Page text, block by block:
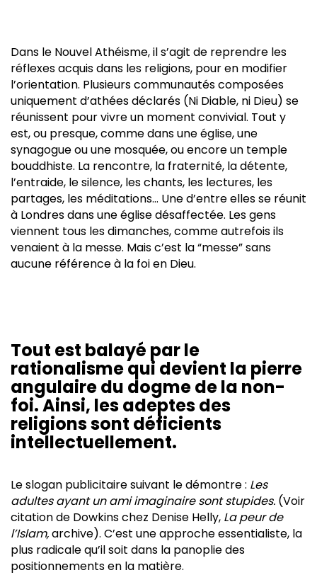
Dans le Nouvel Athéisme, il s’agit de reprendre les
réflexes acquis dans les religions, pour en modifier
l’orientation. Plusieurs communautés composées
uniquement d’athées déclarés (Ni Diable, ni Dieu) se
réunissent pour vivre un moment convivial. Tout y
est, ou presque, comme dans une église, une
synagogue ou une mosquée, ou encore un temple
bouddhiste. La rencontre, la fraternité, la détente,
l’entraide, le silence, les chants, les lectures, les
partages, les méditations… Une d’entre elles se réunit
à Londres dans une église désaffectée. Les gens
viennent tous les dimanches, comme autrefois ils
venaient à la messe. Mais c’est la “messe” sans
aucune référence à la foi en Dieu.
Tout est balayé par le
rationalisme qui devient la pierre
angulaire du dogme de la non-
foi. Ainsi, les adeptes des
religions sont déficients
intellectuellement.
Le slogan publicitaire suivant le démontre : Les
adultes ayant un ami imaginaire sont stupides. (Voir
citation de Dowkins chez Denise Helly, La peur de
l’Islam,archive). C’est une approche essentialiste, la
plus radicale qu’il soit dans la panoplie des
positionnements en la matière.